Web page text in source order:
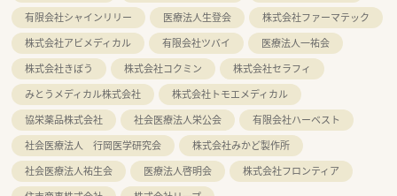
有限会社シャインリリー
医療法人生登会
株式会社ファーマテック
株式会社アビメディカル
有限会社ツバイ
医療法人一祐会
株式会社きぼう
株式会社コクミン
株式会社セラフィ
みとうメディカル株式会社
株式会社トモエメディカル
協栄薬品株式会社
社会医療法人栄公会
有限会社ハーベスト
社会医療法人 行岡医学研究会
株式会社みかど製作所
社会医療法人祐生会
医療法人啓明会
株式会社フロンティア